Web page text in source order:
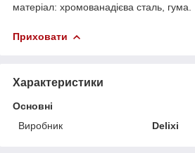
матеріал: хромованадієва сталь, гума.
Приховати
Характеристики
Основні
Виробник
Delixi